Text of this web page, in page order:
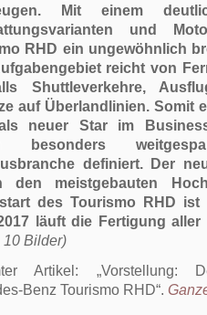
Mit einem
und
RHD ein ungewöhnlich
reicht von
Shuttleverkehre,
auf Überlandlinien. Somit
neuer Star im
besonders
definiert. Der
den meistgebauten
des Tourismo RHD
läuft die Fertigung aller
10 Bilder)
Artikel:
Vorstellung:
Benz Tourismo RHD .